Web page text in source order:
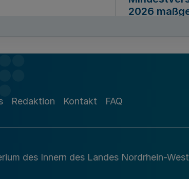
2026
Richtlinie
Redaktion Kontakt FAQ
des Innern des Landes Nordrhein-